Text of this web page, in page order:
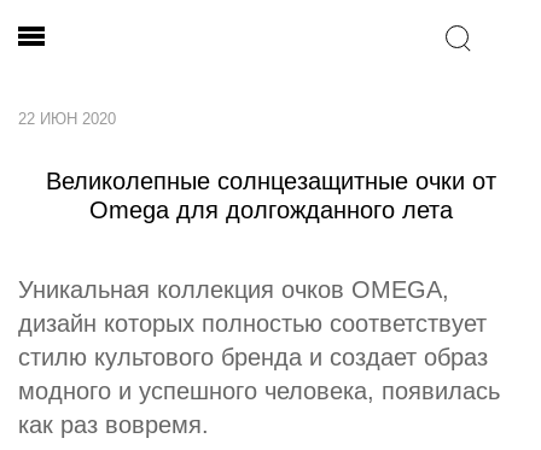
22 ИЮН 2020
Великолепные солнцезащитные очки от
Оmega для долгожданного лета
Уникальная коллекция очков OMEGA,
дизайн которых полностью соответствует
стилю культового бренда и создает образ
модного и успешного человека, появилась
как раз вовремя.